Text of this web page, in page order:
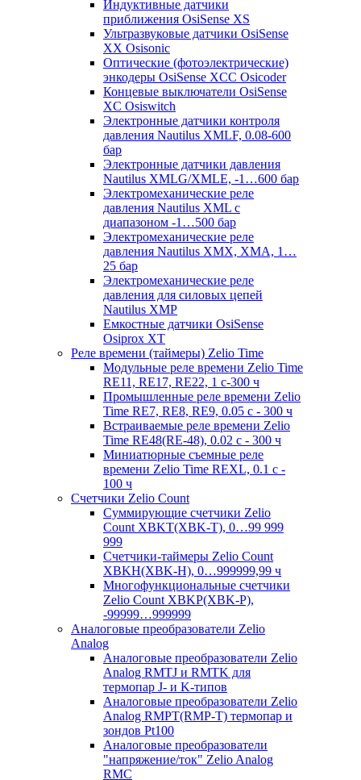
Индуктивные датчики
приближения OsiSense XS
Ультразвуковые датчики OsiSense
XX Osisonic
Оптические (фотоэлектрические)
энкодеры OsiSense XCC Osicoder
Концевые выключатели OsiSense
XC Osiswitch
Электронные датчики контроля
давления Nautilus XMLF, 0.08-600
бар
Электронные датчики давления
Nautilus XMLG/XMLE, -1…600 бар
Электромеханические реле
давления Nautilus XML с
диапазоном -1…500 бар
Электромеханические реле
давления Nautilus XMX, XMA, 1…
25 бар
Электромеханические реле
давления для силовых цепей
Nautilus XMP
Емкостные датчики OsiSense
Osiprox XT
Реле времени (таймеры) Zelio Time
Модульные реле времени Zelio Time
RE11, RE17, RE22, 1 с-300 ч
Промышленные реле времени Zelio
Time RE7, RE8, RE9, 0.05 с - 300 ч
Встраиваемые реле времени Zelio
Time RE48(RE-48), 0.02 с - 300 ч
Миниатюрные съемные реле
времени Zelio Time REXL, 0.1 с -
100 ч
Счетчики Zelio Count
Суммирующие счетчики Zelio
Count XBKT(XBK-T), 0…99 999
999
Счетчики-таймеры Zelio Count
XBKH(XBK-H), 0…999999,99 ч
Многофункциональные счетчики
Zelio Count XBKP(XBK-P),
-99999…999999
Аналоговые преобразователи Zelio
Analog
Аналоговые преобразователи Zelio
Analog RMTJ и RMTK для
термопар J- и K-типов
Аналоговые преобразователи Zelio
Analog RMPT(RMP-T) термопар и
зондов Pt100
Аналоговые преобразователи
"напряжение/ток" Zelio Analog
RMC